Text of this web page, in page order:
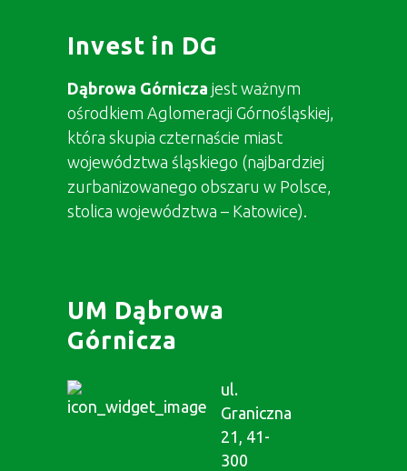
Invest in DG
Dąbrowa Górnicza jest ważnym
ośrodkiem Aglomeracji Górnośląskiej,
która skupia czternaście miast
województwa śląskiego (najbardziej
zurbanizowanego obszaru w Polsce,
stolica województwa – Katowice).
UM Dąbrowa
Górnicza
ul.
Graniczna
21, 41-
300